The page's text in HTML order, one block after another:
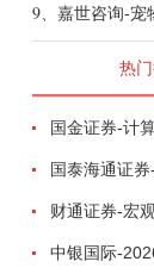
9、 嘉世咨询-宠
热
国金证券-计